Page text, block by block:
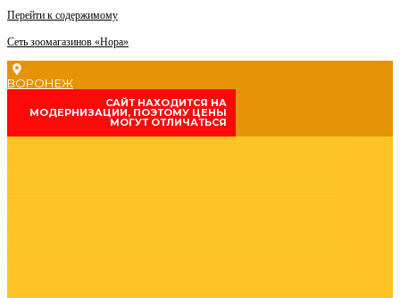
Перейти к содержимому
Сеть зоомагазинов «Нора»
ВОРОНЕЖ
CАЙТ НАХОДИТСЯ НА
МОДЕРНИЗАЦИИ, ПОЭТОМУ ЦЕНЫ
МОГУТ ОТЛИЧАТЬСЯ